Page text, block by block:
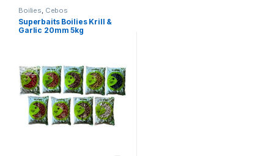
Boilies, Cebos
Superbaits Boilies Krill &
Garlic 20mm 5kg